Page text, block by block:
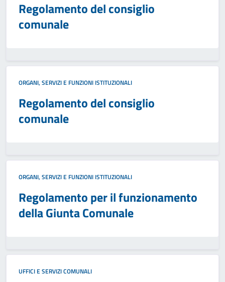
Regolamento del consiglio
comunale
ORGANI, SERVIZI E FUNZIONI ISTITUZIONALI
Regolamento del consiglio
comunale
ORGANI, SERVIZI E FUNZIONI ISTITUZIONALI
Regolamento per il funzionamento
della Giunta Comunale
UFFICI E SERVIZI COMUNALI